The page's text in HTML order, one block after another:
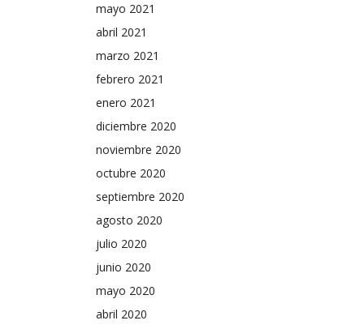
mayo 2021
abril 2021
marzo 2021
febrero 2021
enero 2021
diciembre 2020
noviembre 2020
octubre 2020
septiembre 2020
agosto 2020
julio 2020
junio 2020
mayo 2020
abril 2020